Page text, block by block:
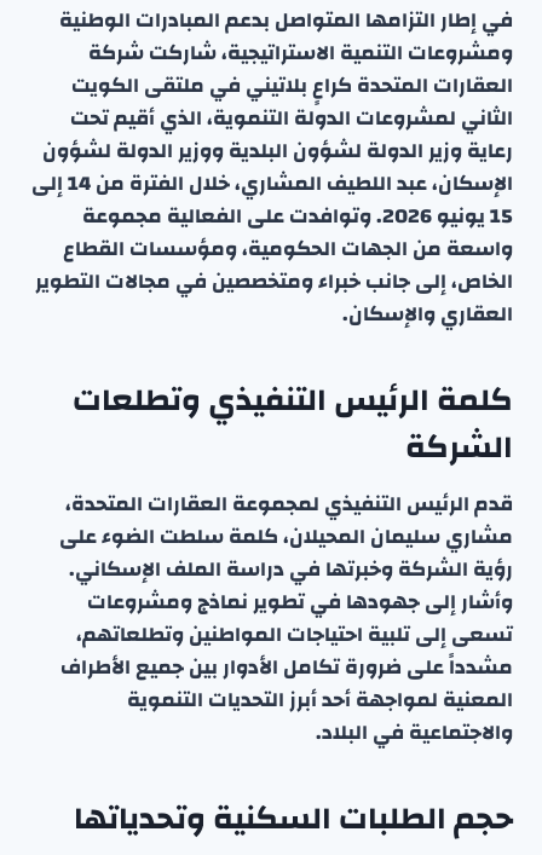
في إطار التزامها المتواصل بدعم المبادرات الوطنية
ومشروعات التنمية الاستراتيجية، شاركت شركة
العقارات المتحدة كراعٍ بلاتيني في ملتقى الكويت
الثاني لمشروعات الدولة التنموية، الذي أقيم تحت
رعاية وزير الدولة لشؤون البلدية ووزير الدولة لشؤون
الإسكان، عبد اللطيف المشاري، خلال الفترة من 14 إلى
15 يونيو 2026. وتوافدت على الفعالية مجموعة
واسعة من الجهات الحكومية، ومؤسسات القطاع
الخاص، إلى جانب خبراء ومتخصصين في مجالات التطوير
العقاري والإسكان.
كلمة الرئيس التنفيذي وتطلعات
الشركة
قدم الرئيس التنفيذي لمجموعة العقارات المتحدة،
مشاري سليمان المحيلان، كلمة سلطت الضوء على
رؤية الشركة وخبرتها في دراسة الملف الإسكاني.
وأشار إلى جهودها في تطوير نماذج ومشروعات
تسعى إلى تلبية احتياجات المواطنين وتطلعاتهم،
مشدداً على ضرورة تكامل الأدوار بين جميع الأطراف
المعنية لمواجهة أحد أبرز التحديات التنموية
والاجتماعية في البلاد.
حجم الطلبات السكنية وتحدياتها